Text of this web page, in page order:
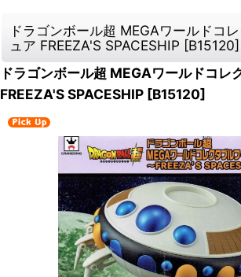
ドラゴンボール超 MEGAワールドコ
ュア FREEZA'S SPACESHIP [B15120]
ドラゴンボール超 MEGAワールドコレ
FREEZA'S SPACESHIP [B15120]